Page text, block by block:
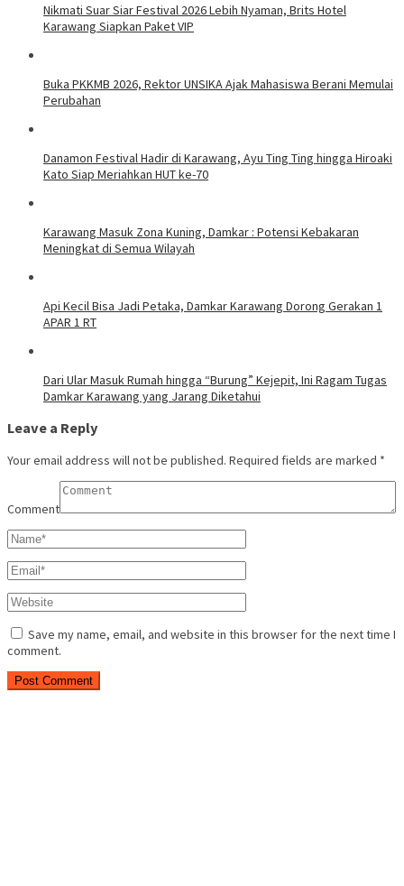
Nikmati Suar Siar Festival 2026 Lebih Nyaman, Brits Hotel
Karawang Siapkan Paket VIP
Buka PKKMB 2026, Rektor UNSIKA Ajak Mahasiswa Berani Memulai
Perubahan
Danamon Festival Hadir di Karawang, Ayu Ting Ting hingga Hiroaki
Kato Siap Meriahkan HUT ke-70
Karawang Masuk Zona Kuning, Damkar : Potensi Kebakaran
Meningkat di Semua Wilayah
Api Kecil Bisa Jadi Petaka, Damkar Karawang Dorong Gerakan 1
APAR 1 RT
Dari Ular Masuk Rumah hingga “Burung” Kejepit, Ini Ragam Tugas
Damkar Karawang yang Jarang Diketahui
Leave a Reply
Your email address will not be published. Required fields are marked *
Comment
Save my name, email, and website in this browser for the next time I
comment.